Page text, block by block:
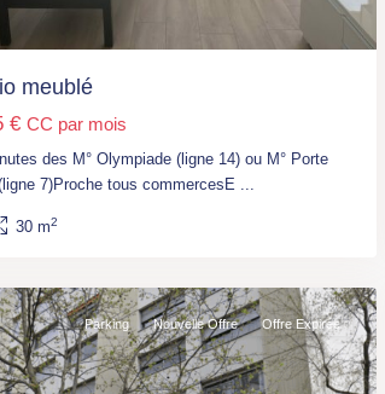
meublé
€ CC par mois
des M° Olympiade (ligne 14) ou M° Porte
7)Proche tous commercesE ...
30 m2
Parking Nouvelle Offre Offre Expirée